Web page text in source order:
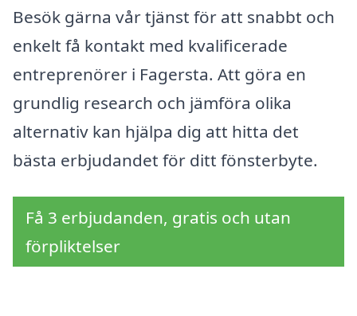
Besök gärna vår tjänst för att snabbt och
enkelt få kontakt med kvalificerade
entreprenörer i Fagersta. Att göra en
grundlig research och jämföra olika
alternativ kan hjälpa dig att hitta det
bästa erbjudandet för ditt fönsterbyte.
Få 3 erbjudanden, gratis och utan
förpliktelser